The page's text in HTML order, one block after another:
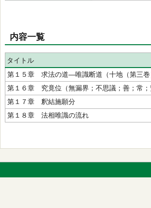
内容一覧
タイトル
第１５章 求法の道―唯識断道（十地（第三巻
第１６章 究竟位（無漏界；不思議；善；常
第１７章 釈結施願分
第１８章 法相唯識の流れ